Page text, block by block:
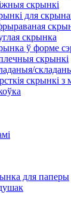
скрынкі
для
скрынка
ў форме
скрынкі
скрынкі з
для паперы